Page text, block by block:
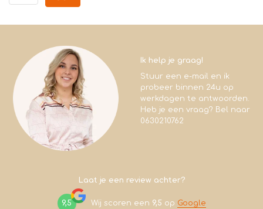
Ik help je graag!
Stuur een e-mail en ik
probeer binnen 24u op
werkdagen te antwoorden.
Heb je een vraag? Bel naar
0630210762
Laat je een review achter?
9,5 Wij scoren een 9,5 op Google